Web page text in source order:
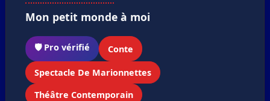
Mon petit monde à moi
🛡️ Pro vérifié Conte
Spectacle De Marionnettes
Théâtre Contemporain